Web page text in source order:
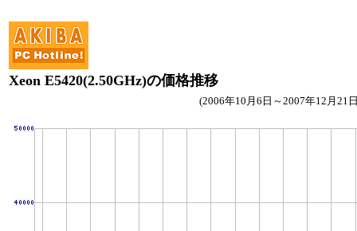
Xeon E5420(2.50GHz)の価格推移
(2006年10月6日～2007年12月21